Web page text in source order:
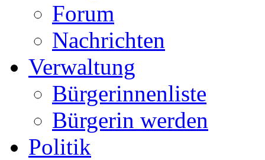
Forum
Nachrichten
Verwaltung
Bürgerinnenliste
Bürgerin werden
Politik